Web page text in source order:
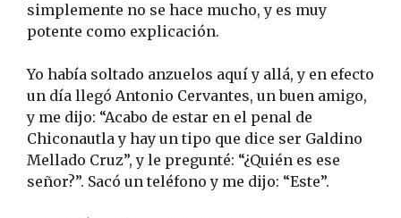
simplemente no se hace mucho, y es muy
potente como explicación.
Yo había soltado anzuelos aquí y allá, y en efecto
un día llegó Antonio Cervantes, un buen amigo,
y me dijo: “Acabo de estar en el penal de
Chiconautla y hay un tipo que dice ser Galdino
Mellado Cruz”, y le pregunté: “¿Quién es ese
señor?”. Sacó un teléfono y me dijo: “Este”.